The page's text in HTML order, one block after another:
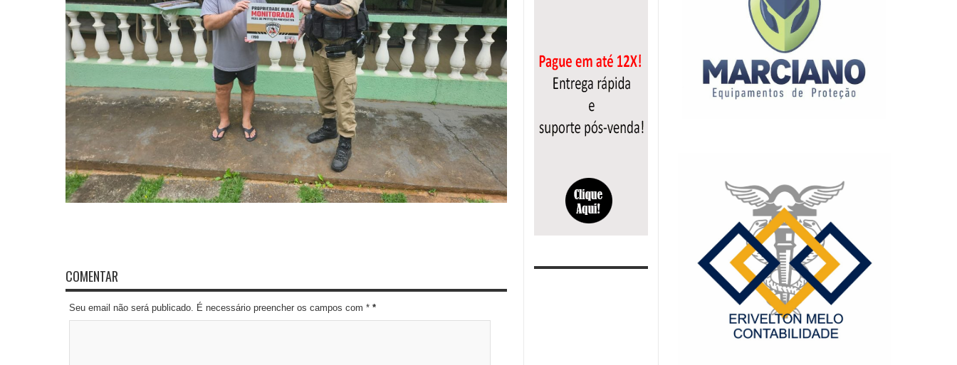
COMENTAR
Seu email não será publicado. É necessário preencher os campos com * *